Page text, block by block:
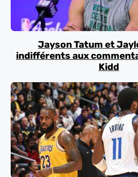
Jayson Tatum et
indifférents aux
Kidd